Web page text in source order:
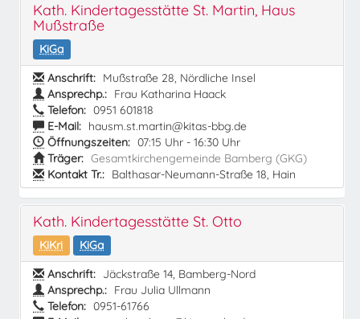
Kath. Kindertagesstätte St. Martin, Haus
Mußstraße
KiGa
Anschrift: Mußstraße 28, Nördliche Insel
Ansprechp.: Frau Katharina Haack
Telefon: 0951 601818
E-Mail: hausm.st.martin@kitas-bbg.de
Öffnungszeiten: 07:15 Uhr - 16:30 Uhr
Träger: Gesamtkirchengemeinde Bamberg (GKG)
Kontakt Tr.: Balthasar-Neumann-Straße 18, Hain
Kath. Kindertagesstätte St. Otto
KiKri
KiGa
Anschrift: Jäckstraße 14, Bamberg-Nord
Ansprechp.: Frau Julia Ullmann
Telefon: 0951-61766